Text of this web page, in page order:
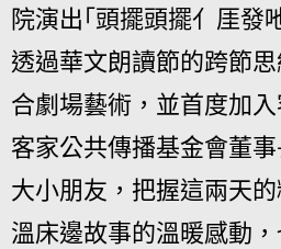
院演出｢頭擺頭擺亻厓發
透過華文朗讀節的跨節
合劇場藝術，並首度加
客家公共傳播基金會董
大小朋友，把握這兩天
溫床邊故事的溫暖感動